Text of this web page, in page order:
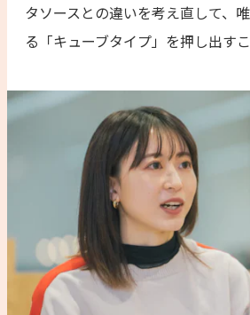
タソースとの違いを考え直して、
る「キューブタイプ」を押し出す